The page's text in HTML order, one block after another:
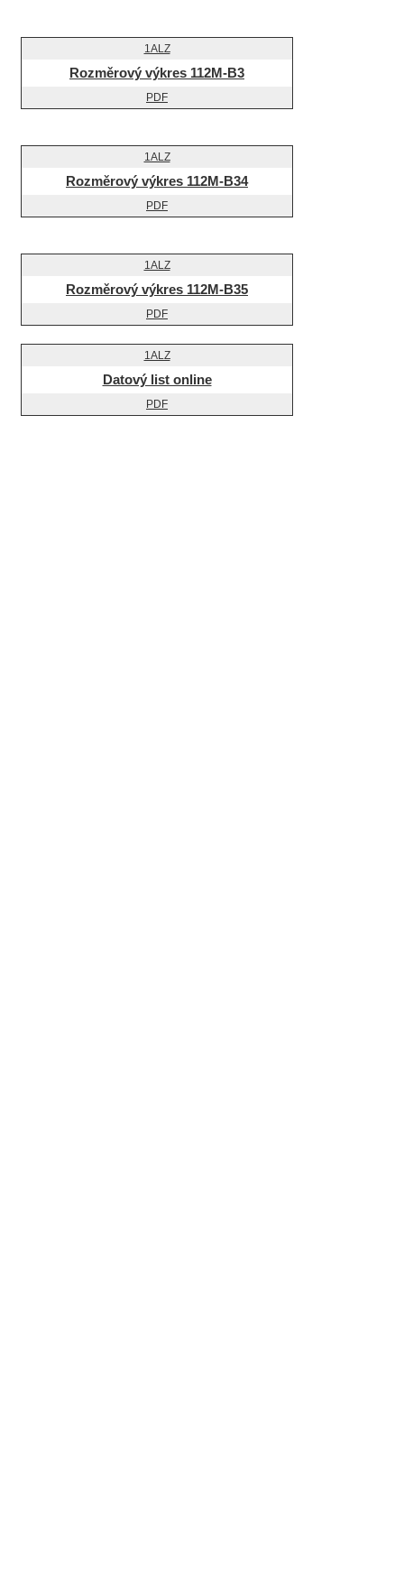
Rozměrový výkres 112M-B3
Rozměrový výkres 112M-B34
Rozměrový výkres 112M-B35
Datový list online